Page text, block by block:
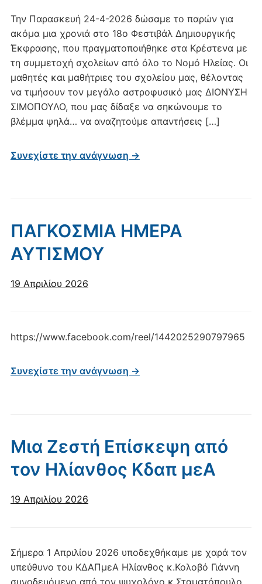
Την Παρασκευή 24-4-2026 δώσαμε το παρών για
ακόμα μια χρονιά στο 18ο Φεστιβάλ Δημιουργικής
Έκφρασης, που πραγματοποιήθηκε στα Κρέστενα με
τη συμμετοχή σχολείων από όλο το Νομό Ηλείας. Οι
μαθητές και μαθήτριες του σχολείου μας, θέλοντας
να τιμήσουν τον μεγάλο αστροφυσικό μας ΔΙΟΝΥΣΗ
ΣΙΜΟΠΟΥΛΟ, που μας δίδαξε να σηκώνουμε το
βλέμμα ψηλά… να αναζητούμε απαντήσεις […]
Συνεχίστε την ανάγνωση →
ΠΑΓΚΟΣΜΙΑ ΗΜΕΡΑ
ΑΥΤΙΣΜΟΥ
19 Απριλίου 2026
https://www.facebook.com/reel/1442025290797965
Συνεχίστε την ανάγνωση →
Μια Ζεστή Επίσκεψη από
τον Ηλίανθος Κδαπ μεΑ
19 Απριλίου 2026
​Σήμερα 1 Απριλίου 2026 υποδεχθήκαμε με χαρά τον
υπεύθυνο του ΚΔΑΠμεΑ Ηλίανθος κ.Κολοβό Γιάννη
συνοδευόμενο από τον ψυχολόγο κ.Σταματόπουλο